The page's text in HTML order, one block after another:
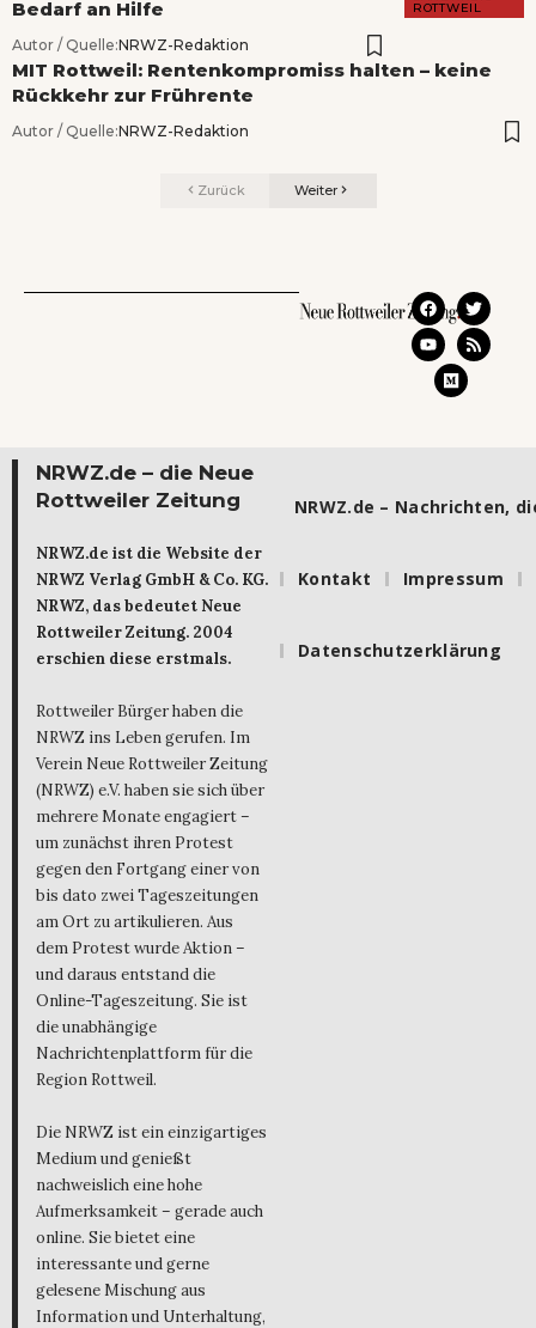
ROTTWEIL
Bedarf an Hilfe
Autor / Quelle:NRWZ-Redaktion
MIT Rottweil: Rentenkompromiss halten – keine
Rückkehr zur Frührente
Autor / Quelle:NRWZ-Redaktion
Zurück Weiter
NRWZ.de – die Neue
Rottweiler Zeitung
NRWZ.de ist die Website der
NRWZ Verlag GmbH & Co. KG.
NRWZ, das bedeutet Neue
Rottweiler Zeitung. 2004
erschien diese erstmals.
Rottweiler Bürger haben die
NRWZ ins Leben gerufen. Im
Verein Neue Rottweiler Zeitung
(NRWZ) e.V. haben sie sich über
mehrere Monate engagiert –
um zunächst ihren Protest
gegen den Fortgang einer von
bis dato zwei Tageszeitungen
am Ort zu artikulieren. Aus
dem Protest wurde Aktion –
und daraus entstand die
Online-Tageszeitung. Sie ist
die unabhängige
Nachrichtenplattform für die
Region Rottweil.
Die NRWZ ist ein einzigartiges
Medium und genießt
nachweislich eine hohe
Aufmerksamkeit – gerade auch
online. Sie bietet eine
interessante und gerne
gelesene Mischung aus
Information und Unterhaltung,
NRWZ.de – Nachrichten,
Kontakt Impressum
Datenschutzerklärung